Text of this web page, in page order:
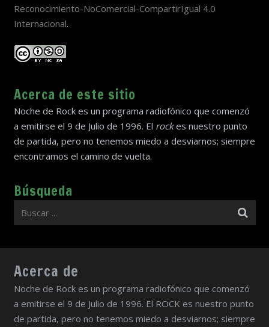
Reconocimiento-NoComercial-CompartirIgual 4.0
Internacional.
Acerca de este sitio
Noche de Rock es un programa radiofónico que comenzó
a emitirse el 9 de Julio de 1996. El rockes nuestro punto
de partida, pero no tenemos miedo a desviarnos; siempre
encontramos el camino de vuelta.
Búsqueda
Acerca de
Noche de Rock es un programa radiofónico que comenzó
a emitirse el 9 de Julio de 1996. El ROCK es nuestro punto
de partida, pero no tenemos miedo a desviarnos; siempre